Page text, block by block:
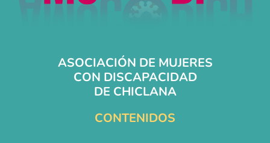
ASOCIACIÓN DE MUJERES
CON DISCAPACIDAD
DE CHICLANA
CONTENIDOS